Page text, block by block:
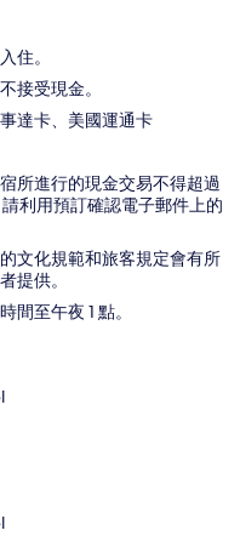
住。
接受現金。
達卡、美國運通卡
所進行的現金交易不得超過
利用預訂確認電子郵件上的
文化規範和旅客規定會有所
提供。
間至午夜 1 點。